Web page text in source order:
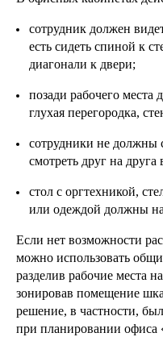
сотрудник должен
есть сидеть спиной к
диагонали к двери;
позади рабочего места
глухая перегородка,
сотрудники не должны
смотреть друг на друга
стол с оргтехникой,
или одеждой должны
Если нет возможности
можно использовать
разделив рабочие места
зонировав помещение
решение, в частности,
при планировании